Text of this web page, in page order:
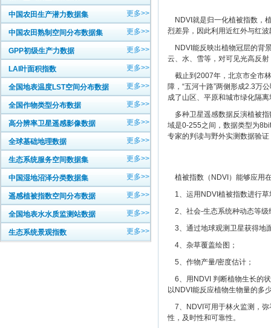
中国农田生产潜力数据集 更多>>
中国农田熟制空间分布数据集 更多>>
GPP初级生产力数据 更多>>
LAI叶面积指数 更多>>
全国地表温度LST空间分布数据 更多>>
全国作物类型分布数据 更多>>
高分辨率卫星遥感影像数据 更多>>
全球基础地理数据 更多>>
生态系统服务空间数据集 更多>>
中国湿地沼泽分类数据集 更多>>
遥感植被指数空间分布数据 更多>>
全国地表水水质监测站数据 更多>>
生态系统景观指数 更多>>
NDVI就是归一化植被指数，
烈差异，因此利用近红外与红
NDVI能反映出植物冠层的背
云、水、雪等，对可见光高反
截止到2007年，北京市全市
障，“五河十路”两侧形成2.3万
成了山区、平原和城市绿化隔
多种卫星遥感数据反演植被指
域是0-255之间，数据类型为
专家的判读与野外实测数据验
植被指数（NDVI）能够应用
1、运用NDVI植被指数进行草
2、社会-生态系统种动态等级
3、通过地球观测卫星获得地
4、杂草覆盖绘图；
5、作物产量/密度估计；
6、用NDVI 判断植物生长的
以NDVI能反应植物生物量的多
7、NDVI可用于林火监测，弥
性，及时性和可靠性。